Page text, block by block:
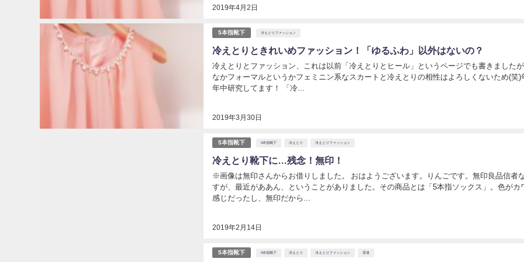
2019年4月2日
5本指靴下 冷えとりファッション
冷えとりときれいめファッション！「ゆるふわ」以外はないの？
2019年3月30日
冷えとりとファッション、これは以前「冷えとりとヒール」というページでも書きました
なかフォーマルというかフェミニン系なスカートと冷えとりの相性はよろしくないため(笑)
年中研究してます！ 「冷...
5本指靴下 5本指靴下 冷えとり 冷えとりファッション
冷えとり靴下に…残念！無印！
2019年2月14日
※画像は無印さんからお借りしました。 おはようございます。りんごです。無印良品信者
すが、最近がああん、ということがありました。その商品とは「5本指ソックス」。色がカ
感じだったし、無印だから...
5本指靴下 5本指靴下 冷えとり 冷えとりファッション 茶道